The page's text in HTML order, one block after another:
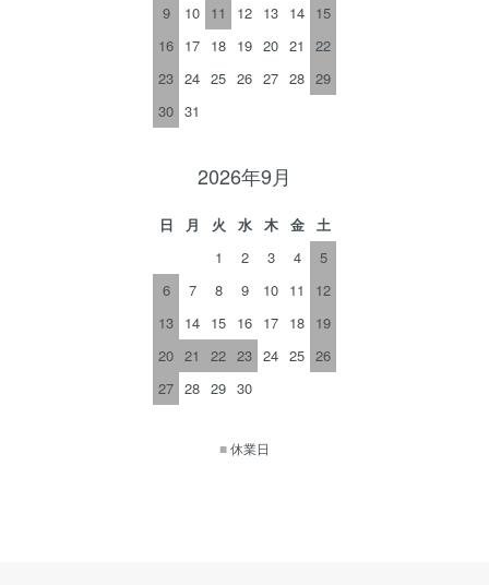
9
10 11 12 13 14 15
16 17 18 19 20 21
22
23 24 25 26 27 28 29
30 31
2026年9月
日 月 火 水 木 金
土
1
2 3 4
5
6
7 8 9 10 11
12
13 14 15 16 17 18 19
20 21 22 23 24 25 26
27 28 29 30
■休業日